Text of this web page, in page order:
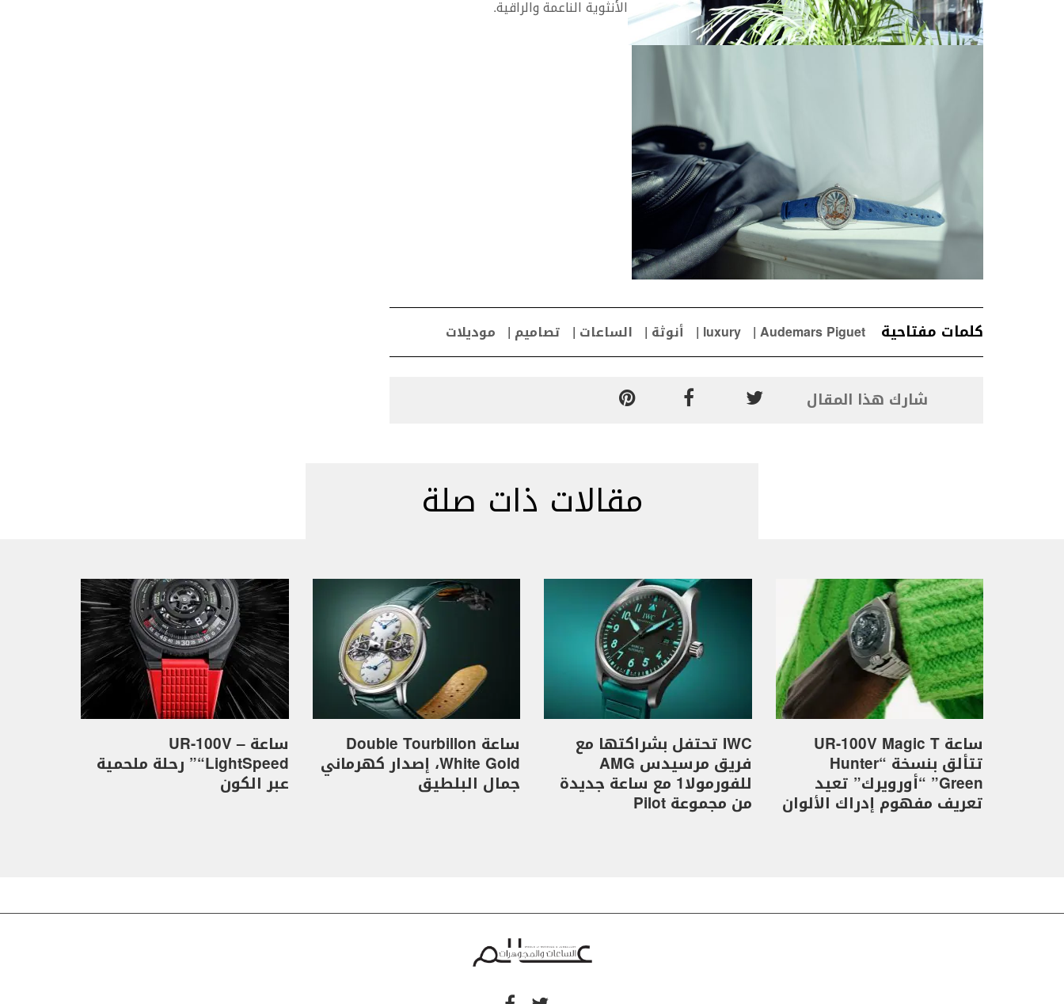
الأنثوية الناعمة والراقية.
كلمات مفتاحية Audemars Piguet
luxury أنوثة الساعات تصاميم موديلات
شارك هذا المقال
مقالات ذات صلة
ساعة UR-100V Magic T
تتألق بنسخة “Hunter
Green” “أورويرك” تعيد
تعريف مفهوم إدراك الألوان
IWC تحتفل بشراكتها مع
فريق مرسيدس AMG
للفورمولا1 مع ساعة جديدة
من مجموعة Pilot
ساعة Double Tourbillon
White Gold، إصدار كهرماني
جمال البلطيق
ساعة UR-100V –
“LightSpeed” رحلة ملحمية
عبر الكون